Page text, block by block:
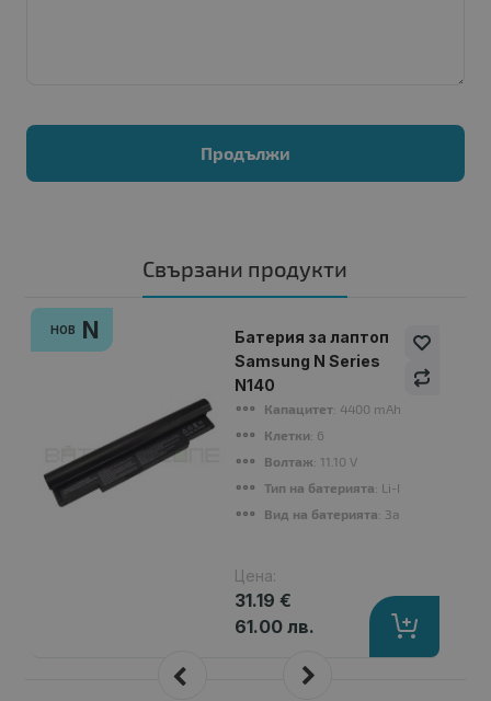
Продължи
Свързани продукти
НОВ N
Батерия за лаптоп
Samsung N Series
N140
Капацитет: 4400 mAh
Клетки: 6
Волтаж: 11.10 V
Тип на батерията: Li-Ion
Вид на батерията: Заместител
Цена:
31.19 €
61.00 лв.